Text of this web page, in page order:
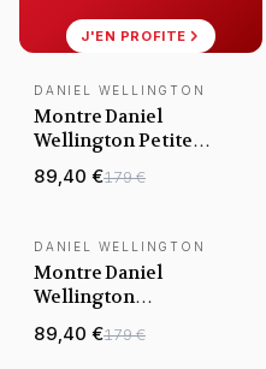
J'EN PROFITE
DANIEL WELLINGTON
Montre Daniel
Wellington Petite
Emerald DW00100479
cadran vert 28mm
89,40 €179 €
DANIEL WELLINGTON
Montre Daniel
Wellington
DW00100583 Quadro
Lumine Rectangulaire
89,40 €179 €